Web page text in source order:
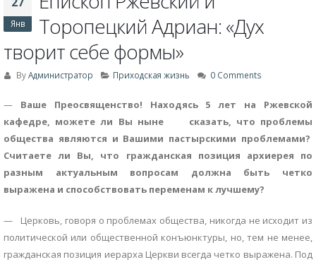
Янв
Торопецкий Адриан: «Дух
творит себе формы»
ByАдминистратор Приходская жизнь 0 Comments
— Ваше Преосвященство! Находясь 5 лет на Ржевской
кафедре, можете ли Вы ныне сказать, что проблемы
общества являются и Вашими пастырскими проблемами?
Считаете ли Вы, что гражданская позиция архиерея по
разным актуальным вопросам должна быть четко
выражена и способствовать переменам к лучшему?
— Церковь, говоря о проблемах общества, никогда не исходит из
политической или общественной конъюнктуры, но, тем не менее,
гражданская позиция иерарха Церкви всегда четко выражена. Под